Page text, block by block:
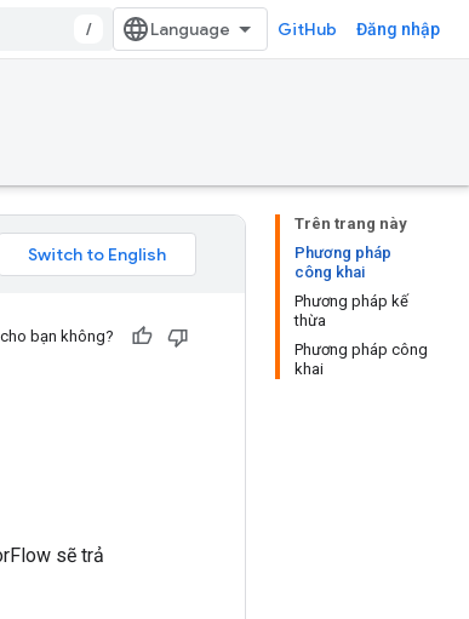
/ GitHub Đăng nhập
Trên trang này
Phương pháp
công khai
Phương pháp kế
thừa
Phương pháp công
khai
bạn không?
sẽ trả